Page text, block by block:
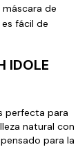
de
fácil de
IDOLE
perfecta para
natural con
para la